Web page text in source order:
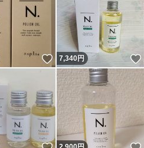
いいね！
7,340円